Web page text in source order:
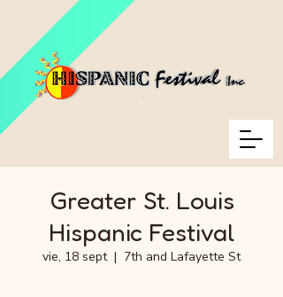
Greater St. Louis
Hispanic Festival
vie, 18 sept
  |
7th and Lafayette St